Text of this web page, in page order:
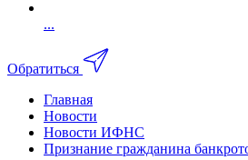
...
Обратиться
Главная
Новости
Новости ИФНС
Признание гражданина